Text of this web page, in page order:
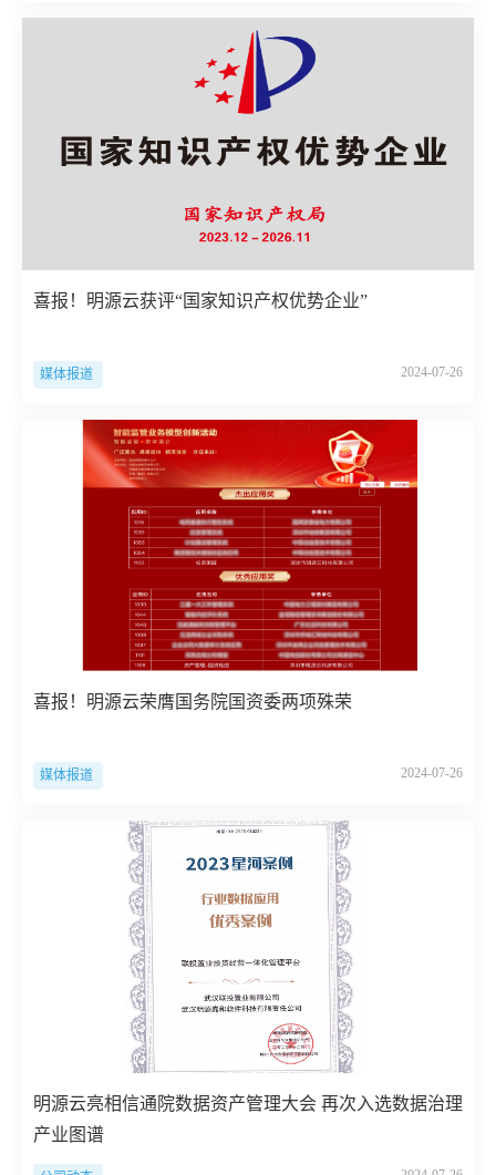
喜报！明源云获评“国家知识产权优势企业”
媒体报道 2024-07-26
喜报！明源云荣膺国务院国资委两项殊荣
媒体报道 2024-07-26
明源云亮相信通院数据资产管理大会 再次入选数据治理
产业图谱